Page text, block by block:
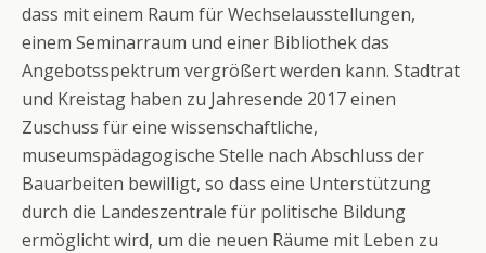
dass mit einem Raum für Wechselausstellungen,
einem Seminarraum und einer Bibliothek das
Angebotsspektrum vergrößert werden kann. Stadtrat
und Kreistag haben zu Jahresende 2017 einen
Zuschuss für eine wissenschaftliche,
museumspädagogische Stelle nach Abschluss der
Bauarbeiten bewilligt, so dass eine Unterstützung
durch die Landeszentrale für politische Bildung
ermöglicht wird, um die neuen Räume mit Leben zu